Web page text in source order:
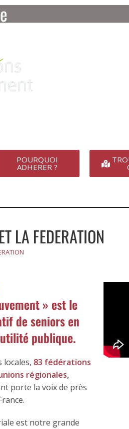
POURQUOI
ADHERER ?
LA FEDERATION
» est le
de seniors en
publique.
locales, 83 fédérations
régionales,
porte la voix de près
est notre grande